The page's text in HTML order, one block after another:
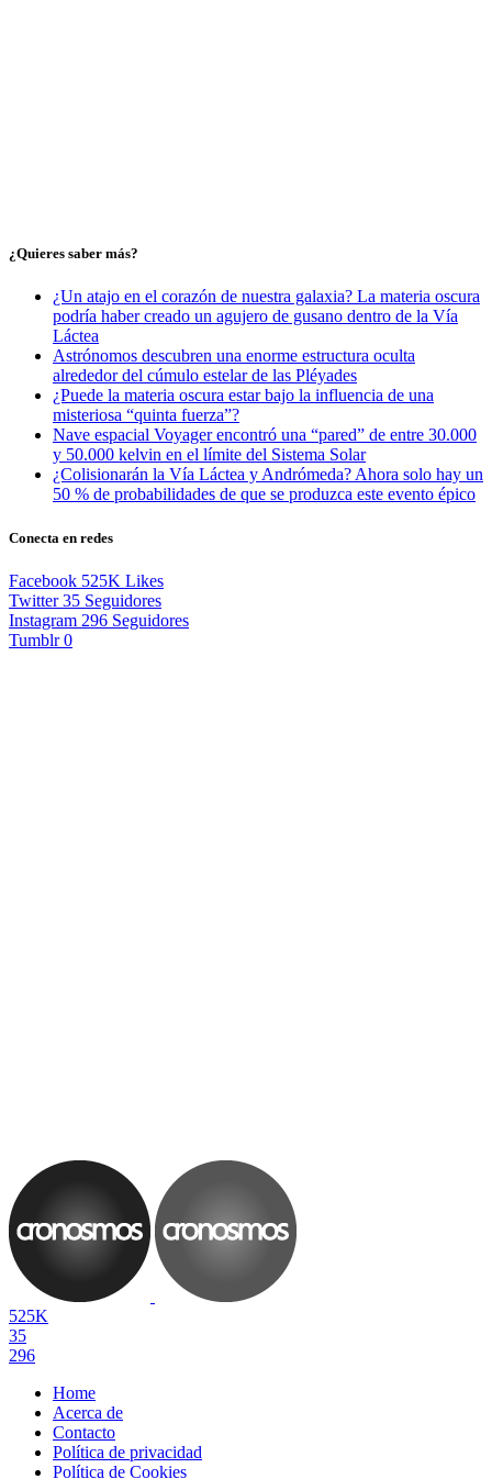
¿Quieres saber más?
¿Un atajo en el corazón de nuestra galaxia? La materia oscura
podría haber creado un agujero de gusano dentro de la Vía
Láctea
Astrónomos descubren una enorme estructura oculta
alrededor del cúmulo estelar de las Pléyades
¿Puede la materia oscura estar bajo la influencia de una
misteriosa “quinta fuerza”?
Nave espacial Voyager encontró una “pared” de entre 30.000
y 50.000 kelvin en el límite del Sistema Solar
¿Colisionarán la Vía Láctea y Andrómeda? Ahora solo hay un
50 % de probabilidades de que se produzca este evento épico
Conecta en redes
Facebook 525K Likes
Twitter 35 Seguidores
Instagram 296 Seguidores
Tumblr 0
525K
35
296
Home
Acerca de
Contacto
Política de privacidad
Política de Cookies